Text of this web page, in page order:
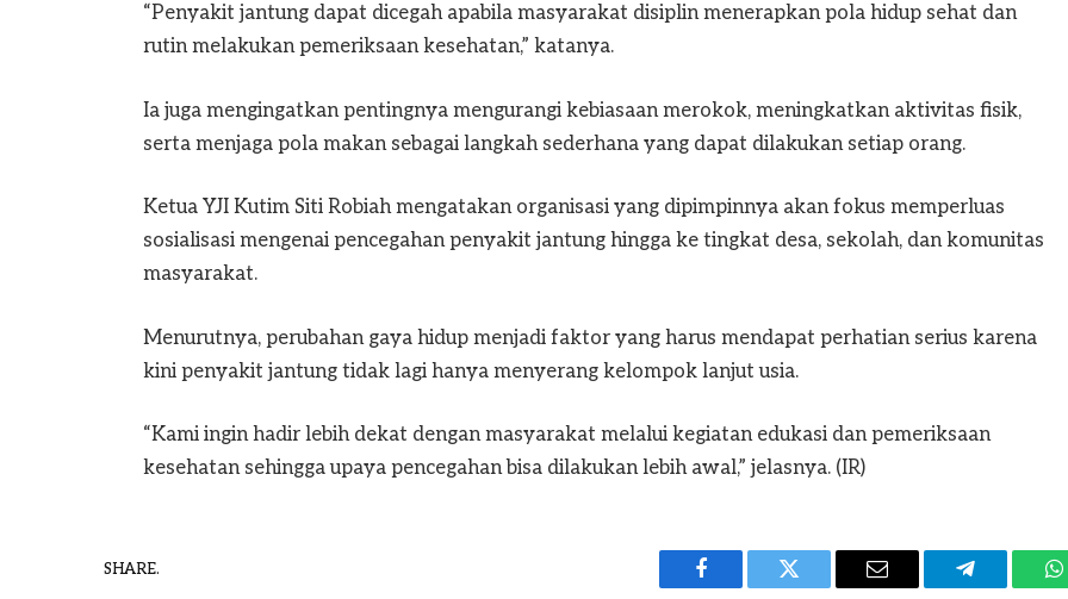
“Penyakit jantung dapat dicegah apabila masyarakat disiplin menerapkan pola hidup sehat dan
rutin melakukan pemeriksaan kesehatan,” katanya.
Ia juga mengingatkan pentingnya mengurangi kebiasaan merokok, meningkatkan aktivitas fisik,
serta menjaga pola makan sebagai langkah sederhana yang dapat dilakukan setiap orang.
Ketua YJI Kutim Siti Robiah mengatakan organisasi yang dipimpinnya akan fokus memperluas
sosialisasi mengenai pencegahan penyakit jantung hingga ke tingkat desa, sekolah, dan komunitas
masyarakat.
Menurutnya, perubahan gaya hidup menjadi faktor yang harus mendapat perhatian serius karena
kini penyakit jantung tidak lagi hanya menyerang kelompok lanjut usia.
“Kami ingin hadir lebih dekat dengan masyarakat melalui kegiatan edukasi dan pemeriksaan
kesehatan sehingga upaya pencegahan bisa dilakukan lebih awal,” jelasnya. (IR)
SHARE.
Facebook Twitter Email Telegram